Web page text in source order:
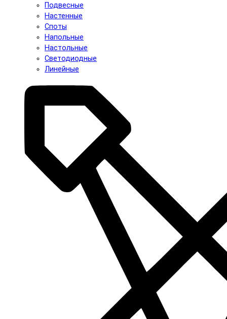
Подвесные
Настенные
Споты
Напольные
Настольные
Светодиодные
Линейные